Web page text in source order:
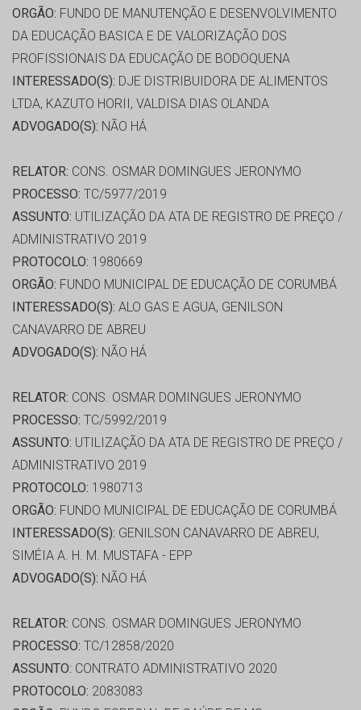
ORGÃO: FUNDO DE MANUTENÇÃO E DESENVOLVIMENTO
DA EDUCAÇÃO BASICA E DE VALORIZAÇÃO DOS
PROFISSIONAIS DA EDUCAÇÃO DE BODOQUENA
INTERESSADO(S): DJE DISTRIBUIDORA DE ALIMENTOS
LTDA, KAZUTO HORII, VALDISA DIAS OLANDA
ADVOGADO(S): NÃO HÁ
RELATOR: CONS. OSMAR DOMINGUES JERONYMO
PROCESSO: TC/5977/2019
ASSUNTO: UTILIZAÇÃO DA ATA DE REGISTRO DE PREÇO /
ADMINISTRATIVO 2019
PROTOCOLO: 1980669
ORGÃO: FUNDO MUNICIPAL DE EDUCAÇÃO DE CORUMBÁ
INTERESSADO(S): ALO GAS E AGUA, GENILSON
CANAVARRO DE ABREU
ADVOGADO(S): NÃO HÁ
RELATOR: CONS. OSMAR DOMINGUES JERONYMO
PROCESSO: TC/5992/2019
ASSUNTO: UTILIZAÇÃO DA ATA DE REGISTRO DE PREÇO /
ADMINISTRATIVO 2019
PROTOCOLO: 1980713
ORGÃO: FUNDO MUNICIPAL DE EDUCAÇÃO DE CORUMBÁ
INTERESSADO(S): GENILSON CANAVARRO DE ABREU,
SIMÉIA A. H. M. MUSTAFA - EPP
ADVOGADO(S): NÃO HÁ
RELATOR: CONS. OSMAR DOMINGUES JERONYMO
PROCESSO: TC/12858/2020
ASSUNTO: CONTRATO ADMINISTRATIVO 2020
PROTOCOLO: 2083083